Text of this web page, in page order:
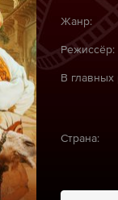
Жанр:
Режиссёр:
В главных
Страна: